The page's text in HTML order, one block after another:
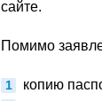
сайте.
Помимо
копию